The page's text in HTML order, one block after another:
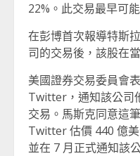
22%。此交易最早可
在彭博首次報導特斯
司的交易後，該股在
美國證券交易委員會
Twitter，通知該公司
交易。馬斯克同意這
Twitter 估價 440 億
並在 7 月正式通知該